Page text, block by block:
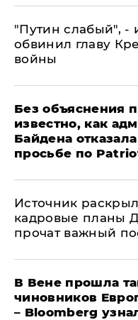
​"Путин слабый", -
обвинил главу
войны
Без объяснения
известно, как
Байдена
просьбе по
​Источник
кадровые планы
прочат важный
В Вене прошла
чиновников
– Bloomberg